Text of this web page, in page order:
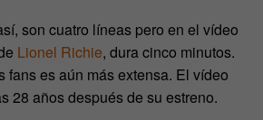
son cuatro líneas pero en el vídeo
Lionel Richie, dura cinco minutos.
fans es aún más extensa. El vídeo
28 años después de su estreno.